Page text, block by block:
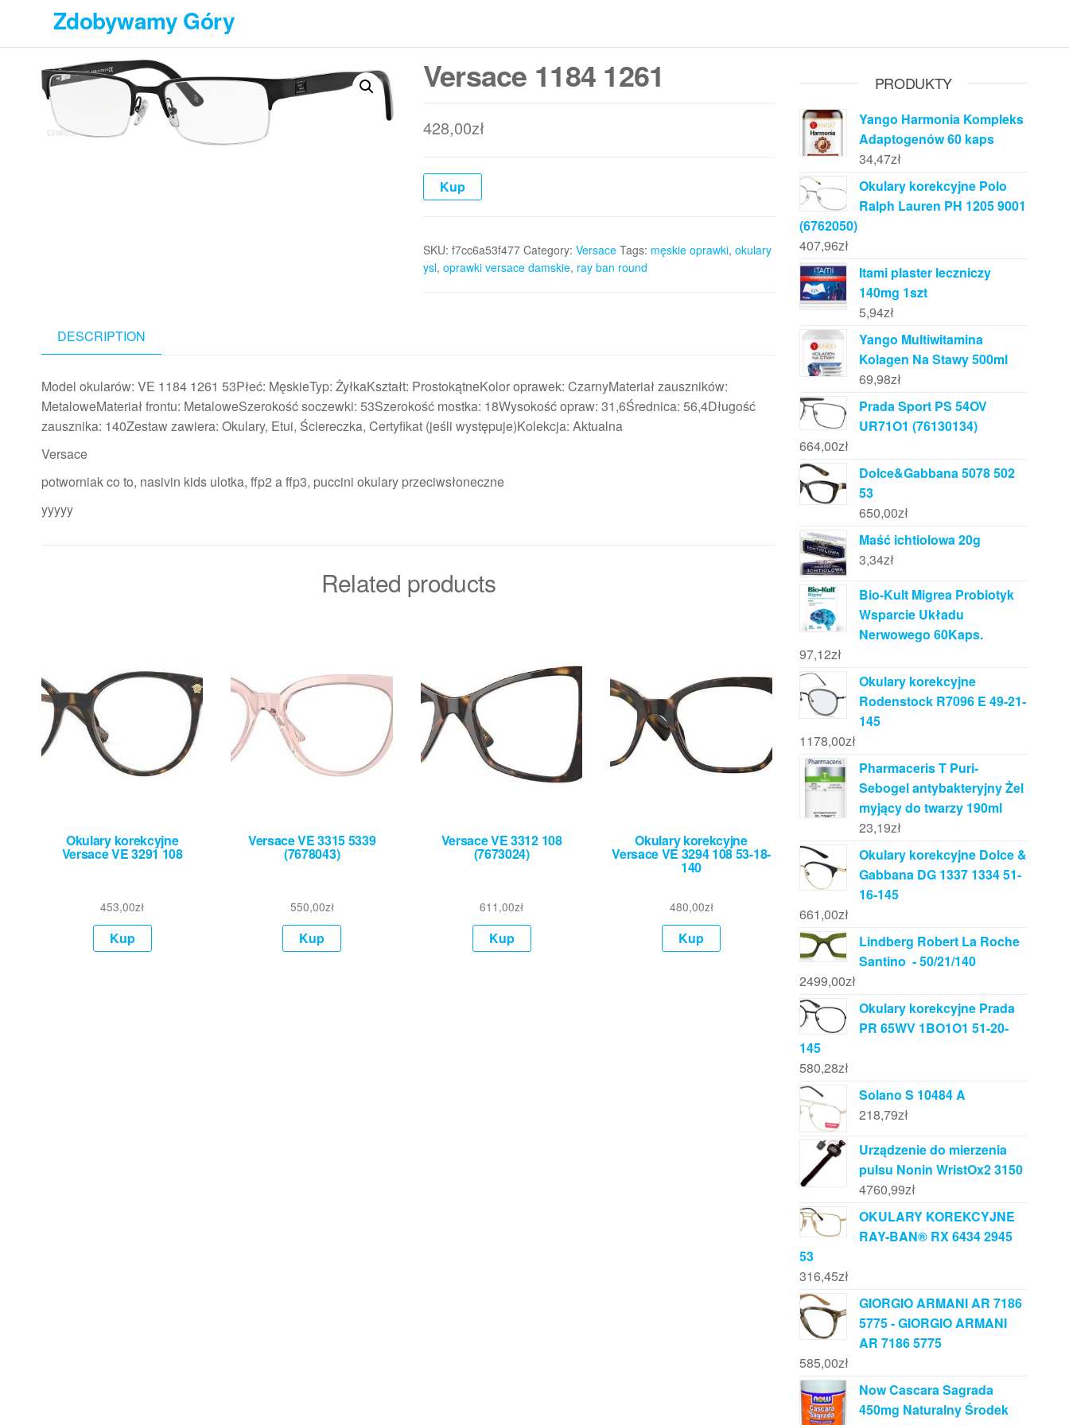
treści
Zdobywamy Góry
Versace 1184 1261
428,00zł
Kup
SKU: f7cc6a53f477 Category: Versace Tags: męskie oprawki, okulary
ysl, oprawki versace damskie, ray ban round
DESCRIPTION
Model okularów: VE 1184 1261 53Płeć: MęskieTyp: ŻyłkaKształt: ProstokątneKolor oprawek: CzarnyMateriał zauszników:
MetaloweMateriał frontu: MetaloweSzerokość soczewki: 53Szerokość mostka: 18Wysokość opraw: 31,6Średnica: 56,4Długość
zausznika: 140Zestaw zawiera: Okulary, Etui, Ściereczka, Certyfikat (jeśli występuje)Kolekcja: Aktualna
Versace
potworniak co to, nasivin kids ulotka, ffp2 a ffp3, puccini okulary przeciwsłoneczne
yyyyy
Related products
Okulary korekcyjne
Versace VE 3291 108
453,00zł
Kup
Versace VE 3315 5339
(7678043)
550,00zł
Kup
Versace VE 3312 108
(7673024)
611,00zł
Kup
Okulary korekcyjne
Versace VE 3294 108 53-18-
140
480,00zł
Kup
PRODUKTY
Yango Harmonia Kompleks
Adaptogenów 60 kaps
34,47zł
Okulary korekcyjne Polo
Ralph Lauren PH 1205 9001
(6762050)
407,96zł
Itami plaster leczniczy
140mg 1szt
5,94zł
Yango Multiwitamina
Kolagen Na Stawy 500ml
69,98zł
Prada Sport PS 54OV
UR71O1 (76130134)
664,00zł
Dolce&Gabbana 5078 502
53
650,00zł
Maść ichtiolowa 20g
3,34zł
Bio-Kult Migrea Probiotyk
Wsparcie Układu
Nerwowego 60Kaps.
97,12zł
Okulary korekcyjne
Rodenstock R7096 E 49-21-
145
1178,00zł
Pharmaceris T Puri-
Sebogel antybakteryjny Żel
myjący do twarzy 190ml
23,19zł
Okulary korekcyjne Dolce &
Gabbana DG 1337 1334 51-
16-145
661,00zł
Lindberg Robert La Roche
Santino - 50/21/140
2499,00zł
Okulary korekcyjne Prada
PR 65WV 1BO1O1 51-20-
145
580,28zł
Solano S 10484 A
218,79zł
Urządzenie do mierzenia
pulsu Nonin WristOx2 3150
4760,99zł
OKULARY KOREKCYJNE
RAY-BAN® RX 6434 2945
53
316,45zł
GIORGIO ARMANI AR 7186
5775 - GIORGIO ARMANI
AR 7186 5775
585,00zł
Now Cascara Sagrada
450mg Naturalny Środek